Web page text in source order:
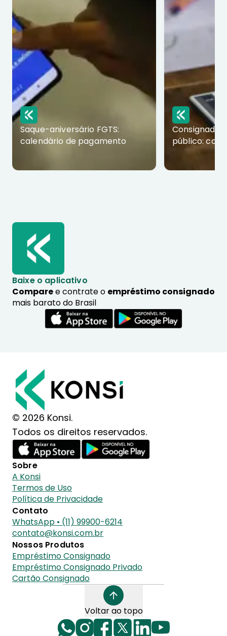
Saque-aniversário FGTS:
calendário de pagamento
Consignado
público:
Baixe o aplicativo
Comparee contrate o empréstimo consignado
mais barato do Brasil
© 2026 Konsi.
Todos os direitos reservados.
Sobre
A Konsi
Termos de Uso
Política de Privacidade
Contato
WhatsApp • (11) 99900-6214
contato@konsi.com.br
Nossos Produtos
Empréstimo Consignado
Empréstimo Consignado Privado
Cartão Consignado
Voltar ao topo